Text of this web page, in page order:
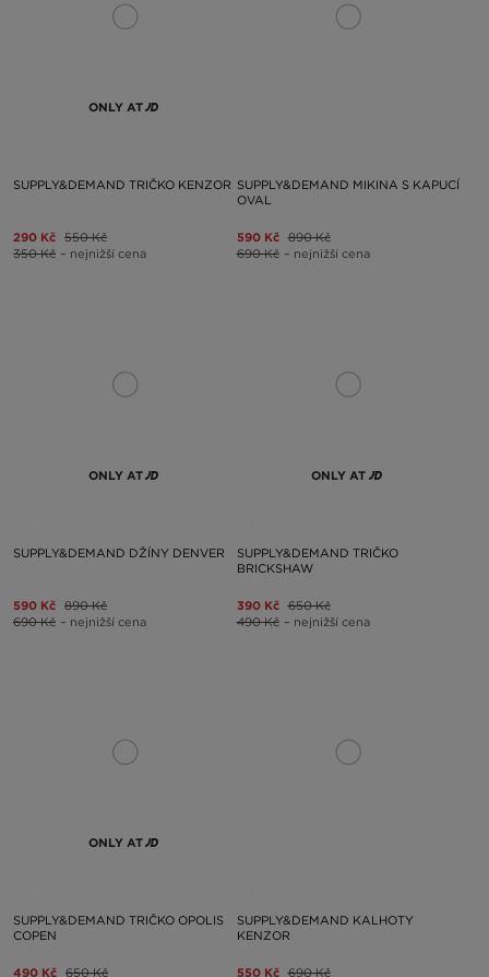
ONLY AT
SUPPLY&DEMAND TRIČKO KENZOR
290 Kč 550 Kč
350 Kč – nejnižší cena
SUPPLY&DEMAND MIKINA S KAPUCÍ
OVAL
590 Kč 890 Kč
690 Kč – nejnižší cena
ONLY AT
SUPPLY&DEMAND DŽÍNY DENVER
590 Kč 890 Kč
690 Kč – nejnižší cena
ONLY AT
SUPPLY&DEMAND TRIČKO
BRICKSHAW
390 Kč 650 Kč
490 Kč – nejnižší cena
ONLY AT
SUPPLY&DEMAND TRIČKO OPOLIS
COPEN
490 Kč 650 Kč
SUPPLY&DEMAND KALHOTY
KENZOR
550 Kč 690 Kč